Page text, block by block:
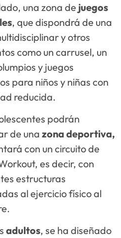
una zona de juegos
, que dispondrá de una
y otros
como un carrusel, un
y juegos
para niños y niñas con
reducida.
podrán
de unazona deportiva,
con un circuito de
es decir, con
estructuras
al ejercicio físico al
adultos, se ha diseñado